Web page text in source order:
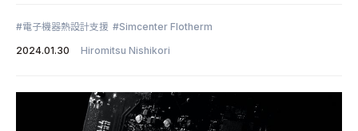
電子機器熱設計支援
Simcenter Flotherm
2024.01.30
Hiromitsu Nishikori